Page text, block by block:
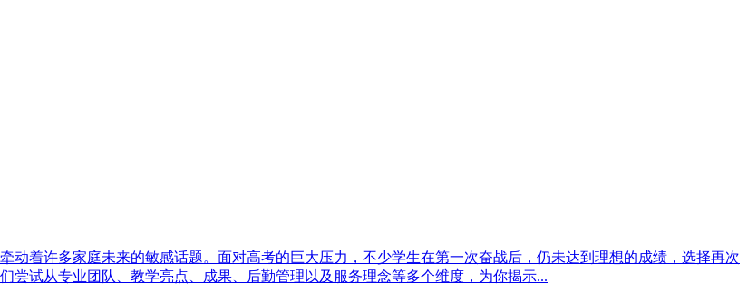
动着许多家庭未来的敏感话题。面对高考的巨大压力，不少学生在第一次奋战后，仍未达到理想的成绩，选择再次
尝试从专业团队、教学亮点、成果、后勤管理以及服务理念等多个维度，为你揭示...